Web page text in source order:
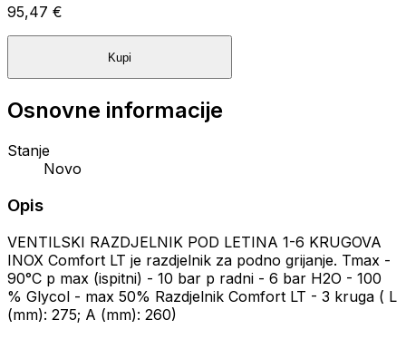
95,47 €
Kupi
Osnovne informacije
Stanje
Novo
Opis
VENTILSKI RAZDJELNIK POD LETINA 1-6 KRUGOVA
INOX Comfort LT je razdjelnik za podno grijanje. Tmax -
90°C p max (ispitni) - 10 bar p radni - 6 bar H2O - 100
% Glycol - max 50% Razdjelnik Comfort LT - 3 kruga ( L
(mm): 275; A (mm): 260)